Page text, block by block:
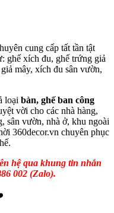
cung cấp tất tần tật
ghế xích đu, ghế trứng giả
mây, xích đu sân vườn,
loại bàn, ghế ban công
vời cho các nhà hàng,
sân vườn, nhà ở, khu ngoài
360decor.vn chuyên phục
hệ qua khung tin nhắn
002 (Zalo).